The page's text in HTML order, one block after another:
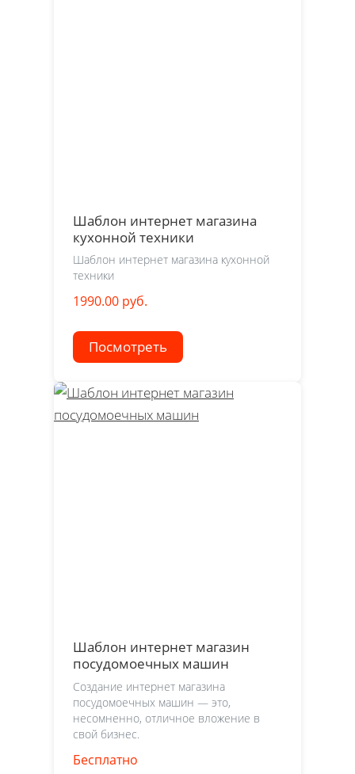
Шаблон интернет магазина
кухонной техники
Шаблон интернет магазина кухонной
техники
1990.00 руб.
Посмотреть
Шаблон интернет магазин
посудомоечных машин
Создание интернет магазина
посудомоечных машин — это,
несомненно, отличное вложение в
свой бизнес.
Бесплатно